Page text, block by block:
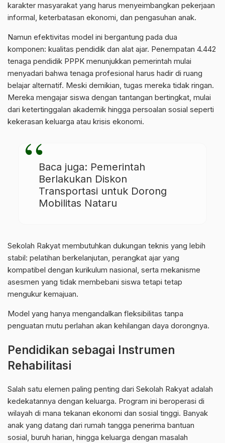
karakter masyarakat yang harus menyeimbangkan pekerjaan
informal, keterbatasan ekonomi, dan pengasuhan anak.
Namun efektivitas model ini bergantung pada dua
komponen: kualitas pendidik dan alat ajar. Penempatan 4.442
tenaga pendidik PPPK menunjukkan pemerintah mulai
menyadari bahwa tenaga profesional harus hadir di ruang
belajar alternatif. Meski demikian, tugas mereka tidak ringan.
Mereka mengajar siswa dengan tantangan bertingkat, mulai
dari ketertinggalan akademik hingga persoalan sosial seperti
kekerasan keluarga atau krisis ekonomi.
Baca juga: Pemerintah
Berlakukan Diskon
Transportasi untuk Dorong
Mobilitas Nataru
Sekolah Rakyat membutuhkan dukungan teknis yang lebih
stabil: pelatihan berkelanjutan, perangkat ajar yang
kompatibel dengan kurikulum nasional, serta mekanisme
asesmen yang tidak membebani siswa tetapi tetap
mengukur kemajuan.
Model yang hanya mengandalkan fleksibilitas tanpa
penguatan mutu perlahan akan kehilangan daya dorongnya.
Pendidikan sebagai Instrumen
Rehabilitasi
Salah satu elemen paling penting dari Sekolah Rakyat adalah
kedekatannya dengan keluarga. Program ini beroperasi di
wilayah di mana tekanan ekonomi dan sosial tinggi. Banyak
anak yang datang dari rumah tangga penerima bantuan
sosial, buruh harian, hingga keluarga dengan masalah